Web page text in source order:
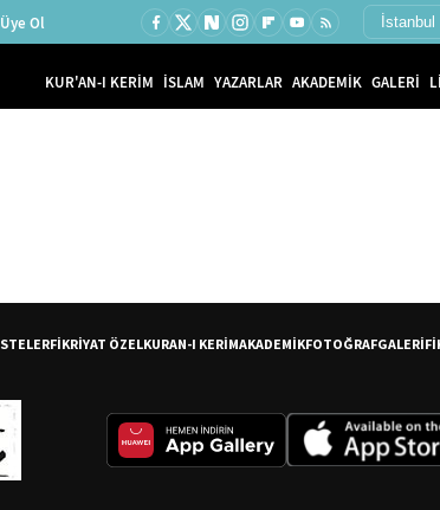
Üye Ol
KUR'AN-I KERİM İSLAM YAZARLAR AKADEMİK GALERİ
FİKRİYAT ÖZELKURAN-I KERİMAKADEMİKFOTOĞRAFGALERİ